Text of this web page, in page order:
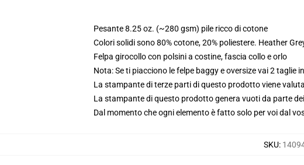
Pesante 8.25 oz. (~280 gsm) pile ricco di cotone
Colori solidi sono 80% cotone, 20% poliestere. Heather
Felpa girocollo con polsini a costine, fascia collo e orlo
Nota: Se ti piacciono le felpe baggy e oversize vai 2 taglie
La stampante di terze parti di questo prodotto viene
La stampante di questo prodotto genera vuoti da parte
Dal momento che ogni elemento è fatto solo per voi dal
SKU: